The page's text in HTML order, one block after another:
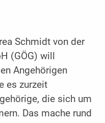
Schmidt von der
(GÖG) will
Angehörigen
es zurzeit
die sich um
Das mache rund